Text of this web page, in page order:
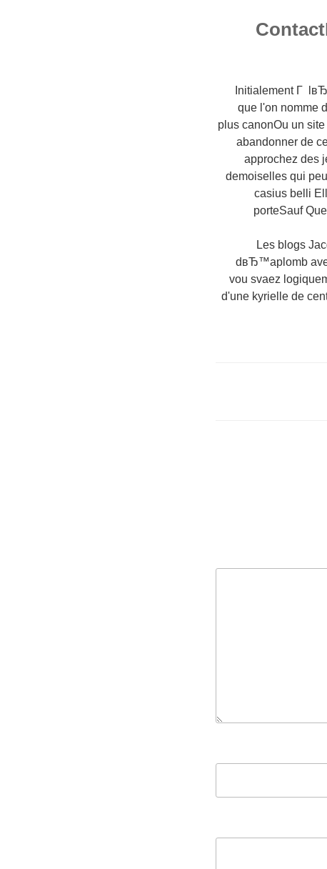
Initialement Г
que l'on nomme
plus canonOu un
abandonner de
approchez des
demoiselles qui
casius belli
porteSauf
* Les blogs
dвЂ™aplomb
vou svaez
d'une kyrielle de